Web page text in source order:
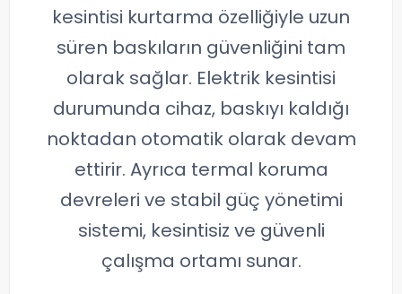
kesintisi kurtarma özelliğiyle uzun
süren baskıların güvenliğini tam
olarak sağlar. Elektrik kesintisi
durumunda cihaz, baskıyı kaldığı
noktadan otomatik olarak devam
ettirir. Ayrıca termal koruma
devreleri ve stabil güç yönetimi
sistemi, kesintisiz ve güvenli
çalışma ortamı sunar.